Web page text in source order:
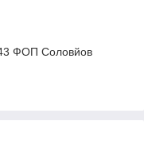
ФОП Соловйов